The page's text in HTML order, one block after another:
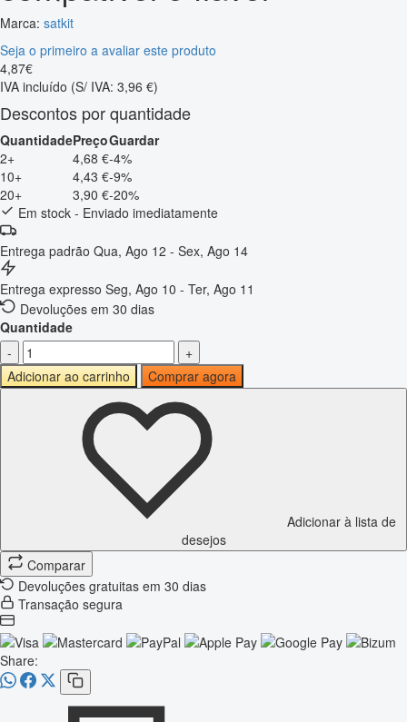
Marca: satkit
Seja o primeiro a avaliar este produto
4,87€
IVA incluído (S/ IVA: 3,96 €)
Descontos por quantidade
QuantidadePreçoGuardar
2+
4,68 €-4%
10+
4,43 €-9%
20+
3,90 €-20%
Em stock - Enviado imediatamente
Entrega padrão Qua, Ago 12 - Sex, Ago 14
Entrega expresso Seg, Ago 10 - Ter, Ago 11
Devoluções em 30 dias
Quantidade
-
+
Adicionar ao carrinho
Comprar agora
Adicionar à lista de
desejos
Comparar
Devoluções gratuitas em 30 dias
Transação segura
Share: